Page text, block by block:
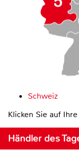
Schweiz
Klicken Sie auf
Händler des